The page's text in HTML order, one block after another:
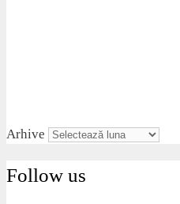
Arhive
Follow us